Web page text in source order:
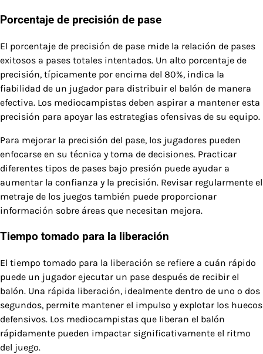
Porcentaje de precisión de pase
El porcentaje de precisión de pase mide la relación de pases
exitosos a pases totales intentados. Un alto porcentaje de
precisión, típicamente por encima del 80%, indica la
fiabilidad de un jugador para distribuir el balón de manera
efectiva. Los mediocampistas deben aspirar a mantener esta
precisión para apoyar las estrategias ofensivas de su equipo.
Para mejorar la precisión del pase, los jugadores pueden
enfocarse en su técnica y toma de decisiones. Practicar
diferentes tipos de pases bajo presión puede ayudar a
aumentar la confianza y la precisión. Revisar regularmente el
metraje de los juegos también puede proporcionar
información sobre áreas que necesitan mejora.
Tiempo tomado para la liberación
El tiempo tomado para la liberación se refiere a cuán rápido
puede un jugador ejecutar un pase después de recibir el
balón. Una rápida liberación, idealmente dentro de uno o dos
segundos, permite mantener el impulso y explotar los huecos
defensivos. Los mediocampistas que liberan el balón
rápidamente pueden impactar significativamente el ritmo
del juego.